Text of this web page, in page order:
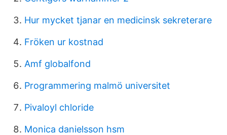
Hur mycket tjanar en medicinsk sekreterare
Fröken ur kostnad
Amf globalfond
Programmering malmö universitet
Pivaloyl chloride
Monica danielsson hsm